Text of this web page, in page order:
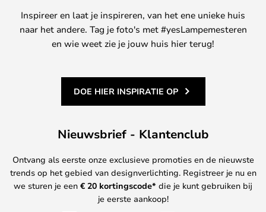
Inspireer en laat je inspireren, van het ene unieke huis
naar het andere. Tag je foto's met #yesLampemesteren
en wie weet zie je jouw huis hier terug!
DOE HIER INSPIRATIE OP
Nieuwsbrief - Klantenclub
Ontvang als eerste onze exclusieve promoties en de nieuwste
trends op het gebied van designverlichting. Registreer je nu en
we sturen je een € 20 kortingscode* die je kunt gebruiken bij
je eerste aankoop!